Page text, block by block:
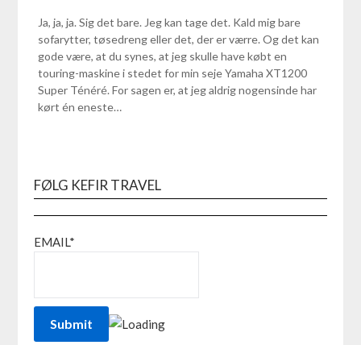
Ja, ja, ja. Sig det bare. Jeg kan tage det. Kald mig bare
sofarytter, tøsedreng eller det, der er værre. Og det kan
gode være, at du synes, at jeg skulle have købt en
touring-maskine i stedet for min seje Yamaha XT1200
Super Ténéré. For sagen er, at jeg aldrig nogensinde har
kørt én eneste…
FØLG KEFIR TRAVEL
EMAIL*